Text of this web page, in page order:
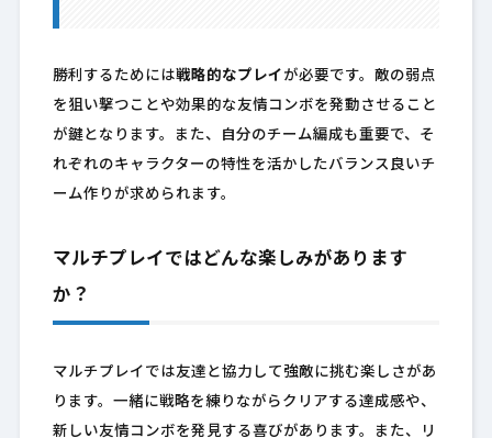
勝利するためには戦略的なプレイ が必要です。敵の弱点
を狙い撃つことや効果的な友情コンボを発動させること
が鍵となります。また、自分のチーム編成も重要で、そ
れぞれのキャラクターの特性を活かしたバランス良いチ
ーム作りが求められます。
マルチプレイではどんな楽しみがあります
か？
マルチプレイでは友達と協力して強敵に挑む楽しさがあ
ります。一緒に戦略を練りながらクリアする達成感や、
新しい友情コンボを発見する喜びがあります。また、リ